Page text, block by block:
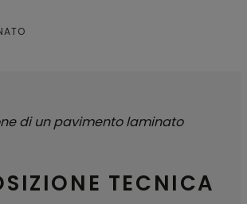
TECNICA